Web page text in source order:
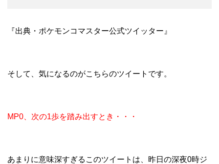
『出典・ポケモンコマスター公式ツイッター』
そして、気になるのがこちらのツイートです。
MP0、次の1歩を踏み出すとき・・・
あまりに意味深すぎるこのツイートは、昨日の深夜0時ジ